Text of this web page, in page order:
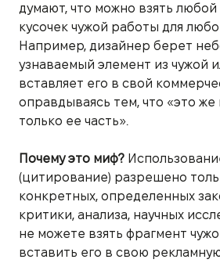
думают, что можно взять
кусочек чужой работы для
Например, дизайнер берет
узнаваемый элемент из чужой
вставляет его в свой
оправдываясь тем, что «это же
только ее часть».
Почему это миф?
(цитирование) разрешено
конкретных, определенных
критики, анализа, научных
не можете взять фрагмент
вставить его в свою